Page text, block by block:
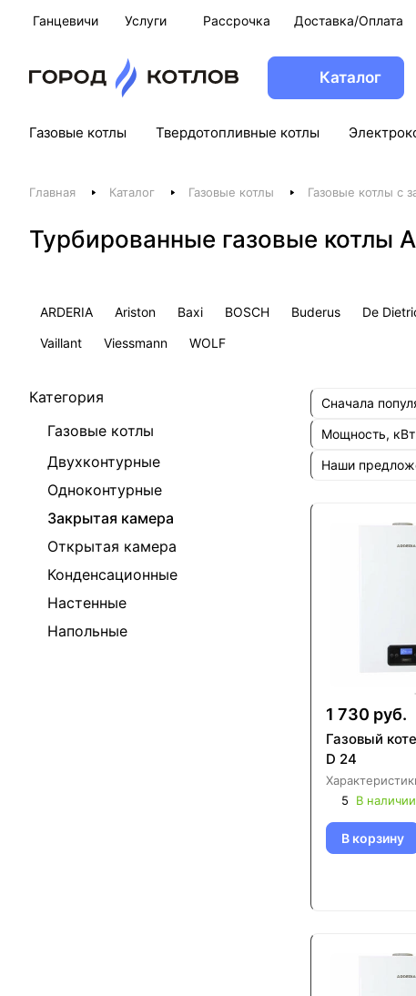
Ганцевичи Услуги Рассрочка Доставка/Оплата
Каталог
Газовые котлы Твердотопливные котлы
Главная Каталог Газовые котлы Газовые котлы с
Турбированные газовые котлы
ARDERIA Ariston Baxi BOSCH Buderus De
Vaillant
Viessmann WOLF
Категория
Газовые котлы
Двухконтурные
Одноконтурные
Закрытая камера
Открытая камера
Конденсационные
Настенные
Напольные
Сначала
Мощность, кВт
Наши
1 730 руб.
Газовый
D 24
5
В наличии
В корзину